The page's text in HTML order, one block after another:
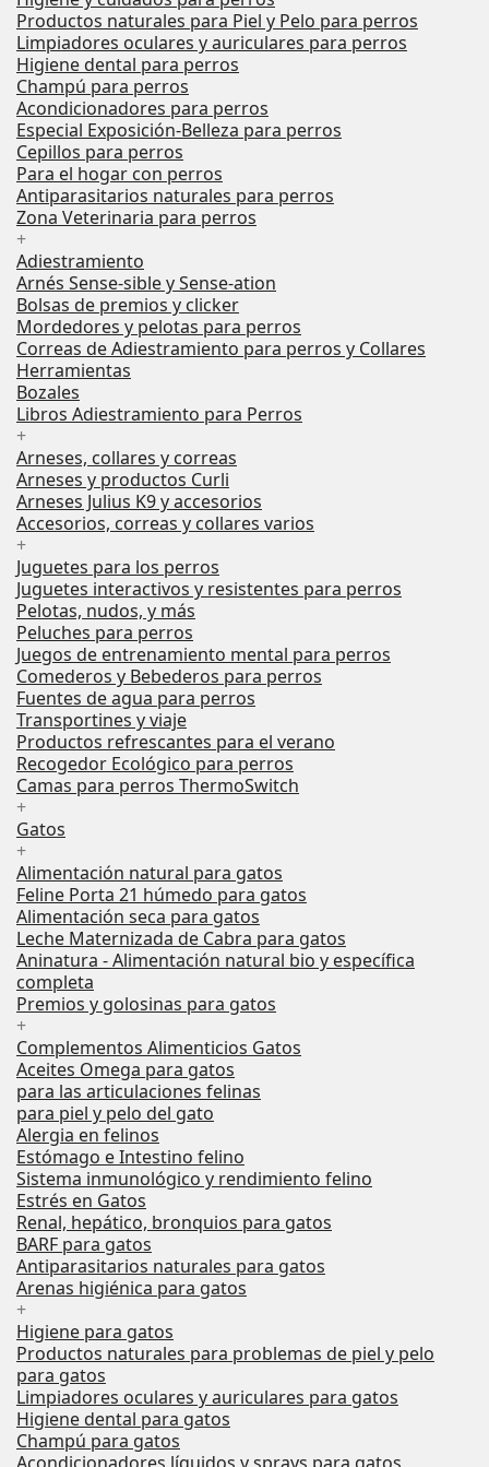
Productos naturales para Piel y Pelo para perros
Limpiadores oculares y auriculares para perros
Higiene dental para perros
Champú para perros
Acondicionadores para perros
Especial Exposición-Belleza para perros
Cepillos para perros
Para el hogar con perros
Antiparasitarios naturales para perros
Zona Veterinaria para perros
+
Adiestramiento
Arnés Sense-sible y Sense-ation
Bolsas de premios y clicker
Mordedores y pelotas para perros
Correas de Adiestramiento para perros y Collares
Herramientas
Bozales
Libros Adiestramiento para Perros
+
Arneses, collares y correas
Arneses y productos Curli
Arneses Julius K9 y accesorios
Accesorios, correas y collares varios
+
Juguetes para los perros
Juguetes interactivos y resistentes para perros
Pelotas, nudos, y más
Peluches para perros
Juegos de entrenamiento mental para perros
Comederos y Bebederos para perros
Fuentes de agua para perros
Transportines y viaje
Productos refrescantes para el verano
Recogedor Ecológico para perros
Camas para perros ThermoSwitch
+
Gatos
+
Alimentación natural para gatos
Feline Porta 21 húmedo para gatos
Alimentación seca para gatos
Leche Maternizada de Cabra para gatos
Aninatura - Alimentación natural bio y específica
completa
Premios y golosinas para gatos
+
Complementos Alimenticios Gatos
Aceites Omega para gatos
para las articulaciones felinas
para piel y pelo del gato
Alergia en felinos
Estómago e Intestino felino
Sistema inmunológico y rendimiento felino
Estrés en Gatos
Renal, hepático, bronquios para gatos
BARF para gatos
Antiparasitarios naturales para gatos
Arenas higiénica para gatos
+
Higiene para gatos
Productos naturales para problemas de piel y pelo
para gatos
Limpiadores oculares y auriculares para gatos
Higiene dental para gatos
Champú para gatos